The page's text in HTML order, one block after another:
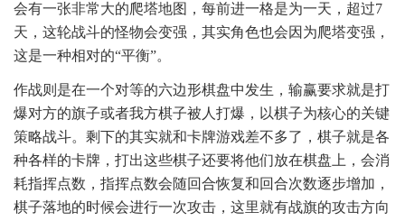
会有一张非常大的爬塔地图，每前进一格是为一天，超过7
天，这轮战斗的怪物会变强，其实角色也会因为爬塔变强，
这是一种相对的“平衡”。
作战则是在一个对等的六边形棋盘中发生，输赢要求就是打
爆对方的旗子或者我方棋子被人打爆，以棋子为核心的关键
策略战斗。剩下的其实就和卡牌游戏差不多了，棋子就是各
种各样的卡牌，打出这些棋子还要将他们放在棋盘上，会消
耗指挥点数，指挥点数会随回合恢复和回合次数逐步增加，
棋子落地的时候会进行一次攻击，这里就有战旗的攻击方向